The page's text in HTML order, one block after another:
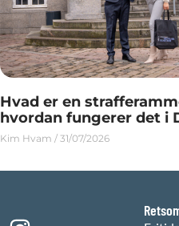
Hvad er en
hvordan fungerer det i
Kim Hvam 31/07/2026